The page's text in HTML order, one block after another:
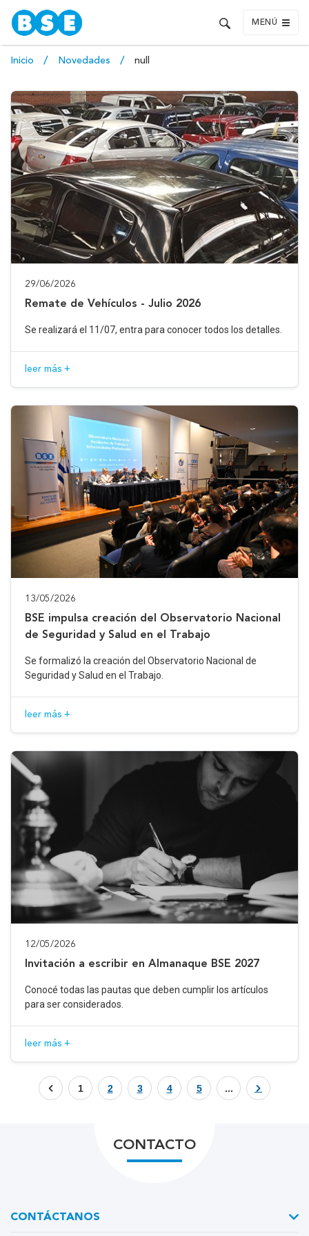
MENÚ
Inicio Novedades null
29/06/2026
Remate de Vehículos - Julio 2026
Se realizará el 11/07, entra para conocer todos los detalles.
leer más +
13/05/2026
BSE impulsa creación del Observatorio Nacional
de Seguridad y Salud en el Trabajo
Se formalizó la creación del Observatorio Nacional de
Seguridad y Salud en el Trabajo.
leer más +
12/05/2026
Invitación a escribir en Almanaque BSE 2027
Conocé todas las pautas que deben cumplir los artículos
para ser considerados.
leer más +
1 2 3 4 5 ...
CONTACTO
CONTÁCTANOS